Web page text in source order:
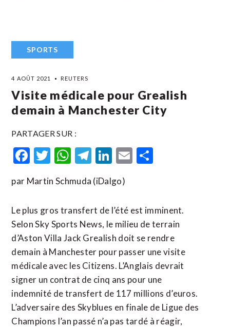
SPORTS
4 AOÛT 2021 REUTERS
Visite médicale pour Grealish
demain à Manchester City
PARTAGER SUR :
Facebook
Twitter
WhatsApp
Telegram
LinkedIn
Email
par Martin Schmuda (iDalgo)
Le plus gros transfert de l’été est imminent.
Selon Sky Sports News, le milieu de terrain
d’Aston Villa Jack Grealish doit se rendre
demain à Manchester pour passer une visite
médicale avec les Citizens. L’Anglais devrait
signer un contrat de cinq ans pour une
indemnité de transfert de 117 millions d’euros.
L’adversaire des Skyblues en finale de Ligue des
Champions l’an passé n’a pas tardé à réagir,